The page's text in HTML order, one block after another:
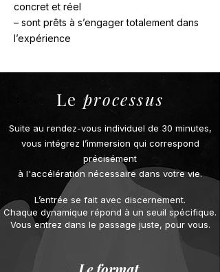
concret et réel
– sont prêts à s’engager totalement dans
l’expérience
Le processus
Suite au rendez-vous individuel de 30 minutes,
vous intégrez l’immersion qui correspond
précisément
à l'accélération nécessaire dans votre vie.
L’entrée se fait avec discernement.
Chaque dynamique répond à un seuil spécifique.
Vous entrez dans le passage juste, pour vous.